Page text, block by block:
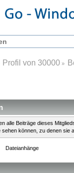
Profil von 30000 »
alle Beiträge dieses
können, zu denen sie
Dateianhänge